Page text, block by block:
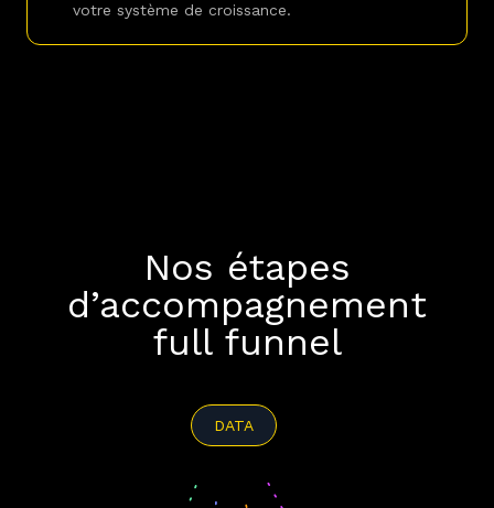
votre système de croissance.
Nos étapes
d’accompagnement
full funnel
DATA